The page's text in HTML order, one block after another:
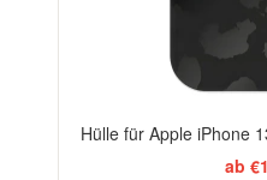
Hülle für Apple iPhone
ab